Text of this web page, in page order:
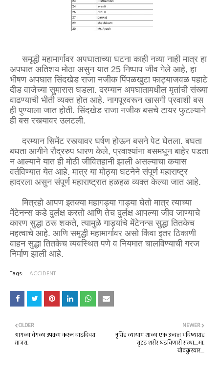
समृद्धी महामार्गावर अपघाताच्या घटना काही नव्या नाही मात्र हा
अपघात अतिशय मोठा असुन यात 25 निष्पाप जीव गेले आहे, हा
भीषण अपघात सिंदखेड राजा नजीक पिंपळखुटा फाट्याजवळ पहाटे
दीड वाजेच्या सुमारास घडला. दरम्यान अपघातामधील मृतांची संख्या
वाढण्याची भीती व्यक्त होत आहे. नागपूरवरून खासगी प्रवाशी बस
ही पुण्याला जात होती. सिंदखेड राजा नजीक बसचे टायर फुटल्याने
ही बस रस्त्यावर उलटली.
दरम्यान सिमेंट रस्त्यावर घर्षण होऊन बसने पेट घेतला. बघता
बघता आगीने रौद्ररुप धारण केले, प्रवाश्यांना बसमधून बाहेर पडता
न आल्याने यात ही मोठी जीवितहानी झाली असल्याचा कयास
वर्तविण्यात येत आहे. मात्र या मोठ्या घटनेने संपूर्ण महाराष्ट्र
हादरला असुन संपूर्ण महाराष्ट्रात हळहळ व्यक्त केल्या जात आहे.
मित्रहो आपण इतक्या महागड्या गाड्या घेतो मात्र त्याच्या
मेंटेनन्स कडे दुर्लक्ष करतो आणि तेच दुर्लक्ष आपल्या जीव जाण्याचे
कारण सुद्धा ठरू शकते, त्यामुळे गाड्यांचे मेंटेनन्स सुद्धा तितकेच
महत्वाचे आहे. आणि समृद्धी महामार्गावर असो किंवा इतर ठिकाणी
वाहन सुद्धा तितकेच व्यवस्थित पणे व नियमात चालविण्याची गरज
निर्माण झाली आहे.
Tags: ACCIDENT
NEWER
नृसिंह व्यायाम शाळा एक उज्वल भविष्यासह
सुदृढ शरीर घडविणारी संस्था....आ.
बोदकुरवार....
OLDER
आगळा वेगळा उपक्रम करून वाढदिवस
साजरा.